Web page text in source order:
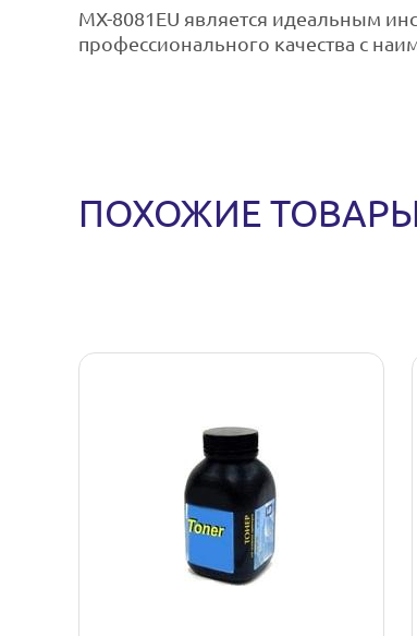
MX-8081EU является идеальным
профессионального качества с
ПОХОЖИЕ